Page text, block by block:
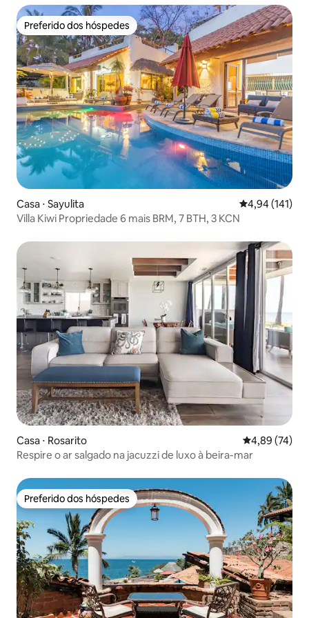
Preferido dos hóspedes
Preferido dos hóspedes
Casa ⋅ Sayulita 4,94 de uma
4,94 (141)
Villa Kiwi Propriedade 6 mais BRM, 7 BTH, 3 KCN
Casa ⋅ Rosarito 4,89 de uma
4,89 (74)
Respire o ar salgado na jacuzzi de luxo à beira-mar
Preferido dos hóspedes
Preferido dos hóspedes